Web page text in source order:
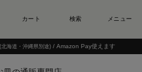
(北海道・沖縄県別途) / Amazon Pay使えます